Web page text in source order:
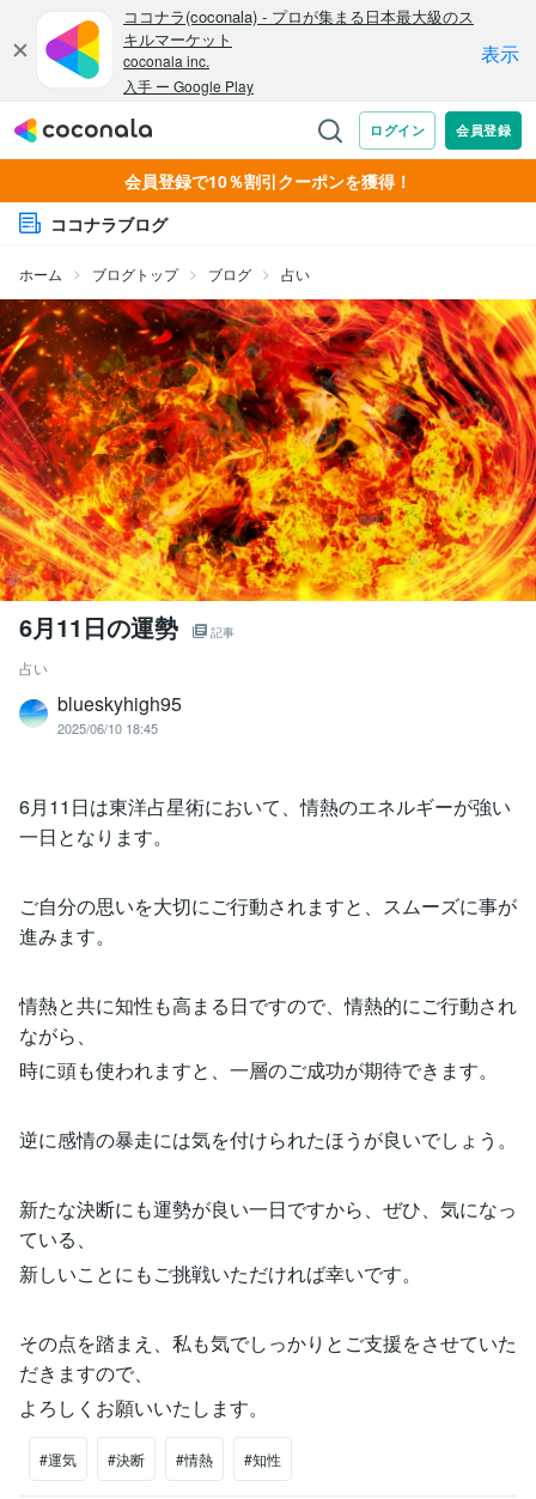
会員登録で10％割引クーポンを獲得！
ココナラブログ
ホーム ブログトップ ブログ 占い
6月11日の運勢 記事
占い
blueskyhigh95
2025/06/10 18:45
6月11日は東洋占星術において、情熱のエネルギーが強い
一日となります。
ご自分の思いを大切にご行動されますと、スムーズに事が
進みます。
情熱と共に知性も高まる日ですので、情熱的にご行動され
ながら、
時に頭も使われますと、一層のご成功が期待できます。
逆に感情の暴走には気を付けられたほうが良いでしょう。
新たな決断にも運勢が良い一日ですから、ぜひ、気になっ
ている、
新しいことにもご挑戦いただければ幸いです。
その点を踏まえ、私も気でしっかりとご支援をさせていた
だきますので、
よろしくお願いいたします。
#運気 #決断 #情熱 #知性